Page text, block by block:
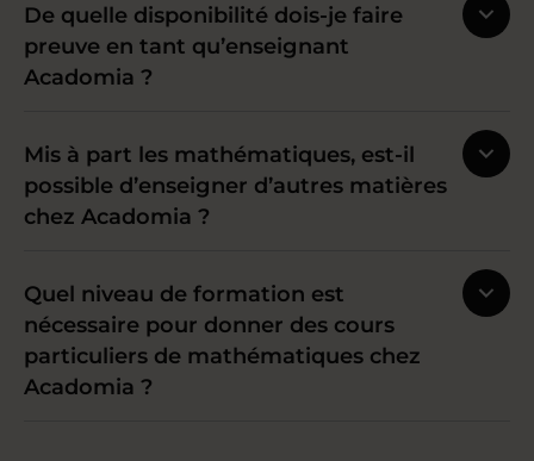
De quelle disponibilité dois-je faire
preuve en tant qu’enseignant
Acadomia ?
Mis à part les mathématiques, est-il
possible d’enseigner d’autres matières
chez Acadomia ?
Quel niveau de formation est
nécessaire pour donner des cours
particuliers de mathématiques chez
Acadomia ?